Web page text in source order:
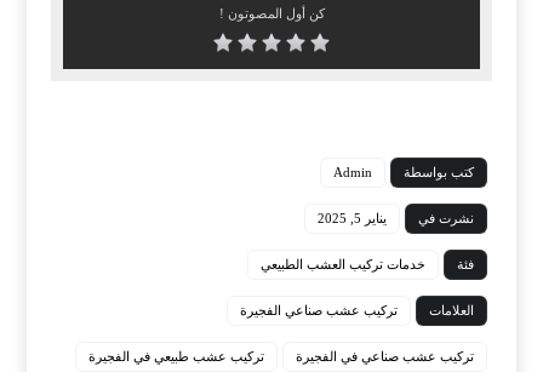
كن أول المصوتون !
كتب بواسطة Admin
نشرت في يناير 5, 2025
فئة خدمات تركيب العشب الطبيعي
العلامات تركيب عشب صناعي الفجيرة
تركيب عشب صناعي في الفجيرة تركيب عشب طبيعي في الفجيرة